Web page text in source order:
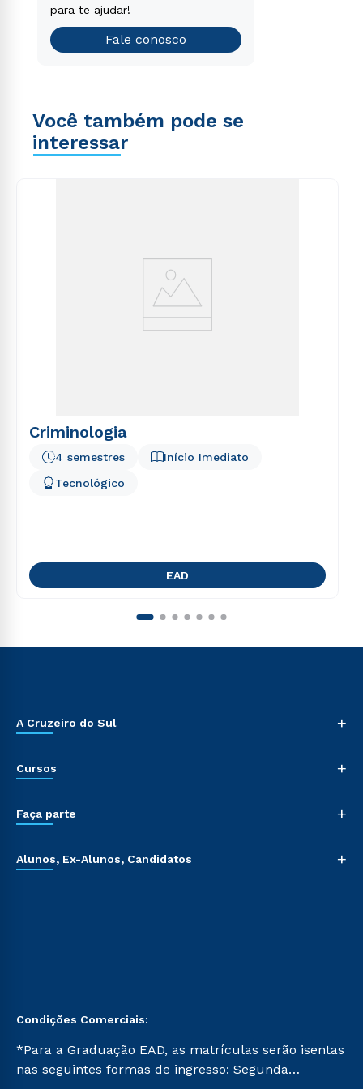
que é o ideal para você.
Teste vocacional
para te ajudar!
Fale conosco
Você também pode se
interessar
Criminologia
Início Imediato
4 semestres
Tecnológico
EAD
A Cruzeiro do Sul +
Cursos +
Faça parte +
Alunos, Ex-Alunos, Candidatos +
Condições Comerciais:
*Para a Graduação EAD, as matrículas serão isentas
nas seguintes formas de ingresso: Segunda